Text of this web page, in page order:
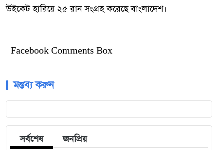
উইকেট হারিয়ে ২৫ রান সংগ্রহ করেছে বাংলাদেশ।
Facebook Comments Box
মন্তব্য করুন
সর্বশেষ জনপ্রিয়